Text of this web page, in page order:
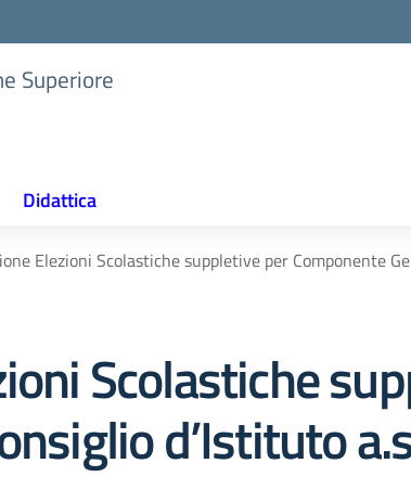
Superiore
Didattica
Elezioni Scolastiche suppletive per Componente
Scolastiche
d’Istituto